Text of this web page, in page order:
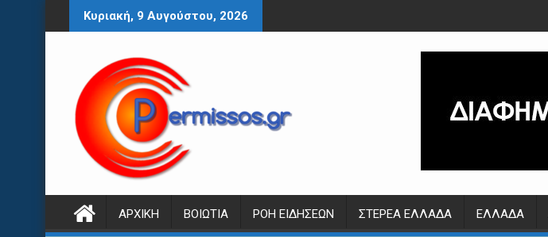
Περάστε
στο
Κυριακή, 9 Αυγούστου, 2026
ΑΡΧΙΚΉ ΒΟΙΩΤΊΑ ΡΟΉ ΕΙΔΉΣΕΩΝ ΣΤΕΡΕΆ ΕΛΛΆΔΑ ΕΛΛΆΔΑ